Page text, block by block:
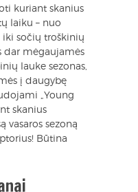
kuriant skanius
laiku – nuo
iki sočių troškinių
dar mėgaujamės
lauke sezonas,
į daugybę
„Young
skanius
vasaros sezoną
Būtina